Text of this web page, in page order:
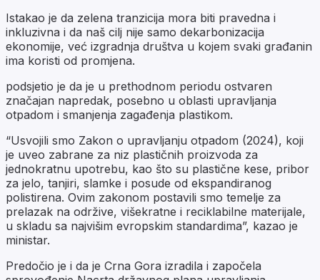
Istakao je da zelena tranzicija mora biti pravedna i
inkluzivna i da naš cilj nije samo dekarbonizacija
ekonomije, već izgradnja društva u kojem svaki građanin
ima koristi od promjena.
podsjetio je da je u prethodnom periodu ostvaren
značajan napredak, posebno u oblasti upravljanja
otpadom i smanjenja zagađenja plastikom.
“Usvojili smo Zakon o upravljanju otpadom (2024), koji
je uveo zabrane za niz plastičnih proizvoda za
jednokratnu upotrebu, kao što su plastične kese, pribor
za jelo, tanjiri, slamke i posude od ekspandiranog
polistirena. Ovim zakonom postavili smo temelje za
prelazak na održive, višekratne i reciklabilne materijale,
u skladu sa najvišim evropskim standardima”, kazao je
ministar.
Predočio je i da je Crna Gora izradila i započela